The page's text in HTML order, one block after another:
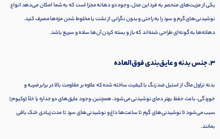
یکی از مزیت‌های منحصر به فرد این مدل، وجود دو دهانه مجزا است که به شما امکان می‌دهد انواع
نوشیدنی‌های گرم و سرد را به راحتی و بدون نگرانی از نشت یا مخلوط شدن مزه‌ها مصرف کنید.
دهانه‌ها به گونه‌ای طراحی شده‌اند که باز و بسته کردن آن‌ها ساده و سریع باشد.
3. جنس بدنه و عایق‌بندی فوق‌العاده
بدنه تراول ماگ از استیل ضد زنگ با کیفیت ساخته شده که علاوه بر مقاومت بالا در برابر ضربه و
خوردگی، باعث حفظ بهتر دمای نوشیدنی می‌شود. همچنین، وجود عایق‌های دو جداره یا خلأ (وکیوم)
سبب می‌شود تا نوشیدنی‌های گرم تا ساعت‌ها داغ و نوشیدنی‌های سرد تا مدت زیادی خنک باقی
بمانند.